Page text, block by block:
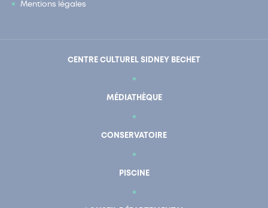
Mentions légales
CENTRE CULTUREL SIDNEY BECHET
MÉDIATHÈQUE
CONSERVATOIRE
PISCINE